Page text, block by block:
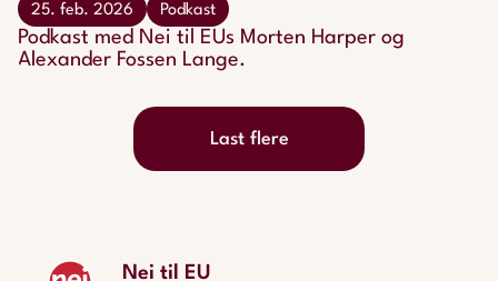
25. feb. 2026 Podkast
Podkast med Nei til EUs Morten Harper og
Alexander Fossen Lange.
Last flere
Nei til EU